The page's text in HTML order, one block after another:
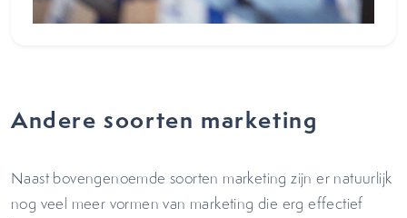
Andere soorten marketing
Naast bovengenoemde soorten marketing zijn er natuurlijk
nog veel meer vormen van marketing die erg effectief